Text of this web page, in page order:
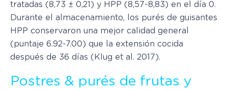
tratadas (8,73 ± 0,21) y HPP (8,57-8,83) en el día 0.
Durante el almacenamiento, los purés de guisantes
HPP conservaron una mejor calidad general
(puntaje 6.92-7.00) que la extensión cocida
después de 36 días (Klug et al. 2017).
Postres & purés de frutas y